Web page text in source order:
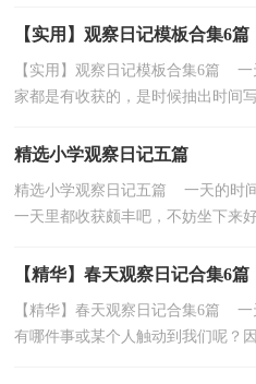
【实用】观察日记模板合集6篇
【实用】观察日记模板合集6篇
家都是有收获的，是时候抽出时间
精选小学观察日记五篇
精选小学观察日记五篇 一天的时
一天里都收获颇丰吧，不妨坐下来
【精华】春天观察日记合集6篇
【精华】春天观察日记合集6篇
有哪件事或某个人触动到我们呢？